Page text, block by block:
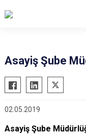
Asayiş Şube
02.05.2019
Asayiş Şube